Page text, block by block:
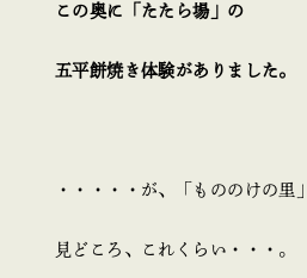
この奥に「たたら場」の
五平餅焼き体験がありました。
・・・・・が、「もののけの里」
見どころ、これくらい・・・。